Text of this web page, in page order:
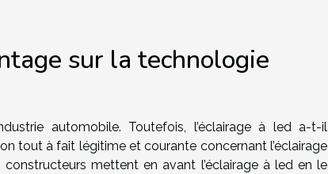
sur la technologie
automobile. Toutefois, l’éclairage à led a-t-il
tout à fait légitime et courante concernant l’éclairage
mettent en avant l’éclairage à led en le